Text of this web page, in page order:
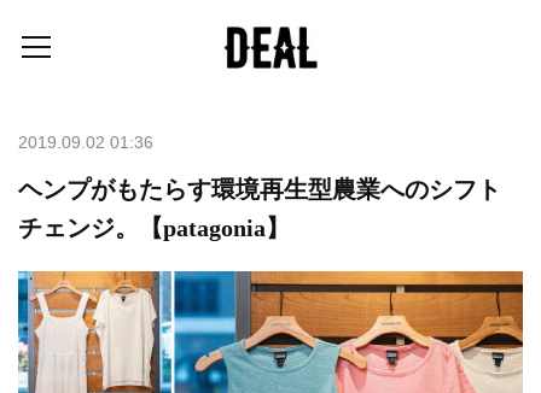
2019.09.02 01:36
ヘンプがもたらす環境再生型農業へのシフト
チェンジ。【patagonia】